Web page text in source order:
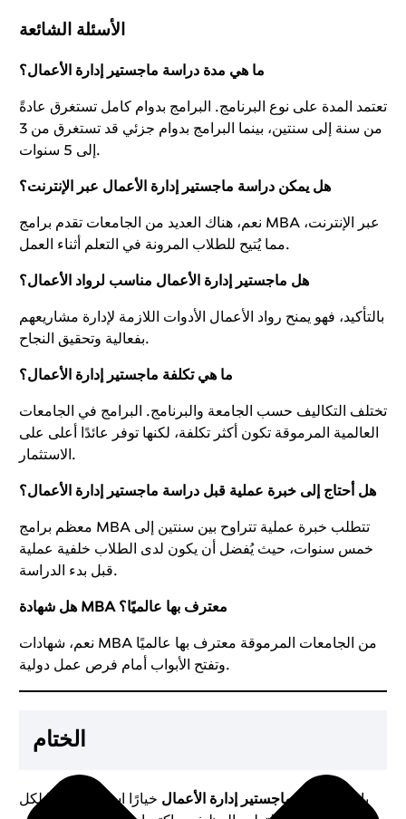
الأسئلة الشائعة
ما هي مدة دراسة ماجستير إدارة الأعمال؟
تعتمد المدة على نوع البرنامج. البرامج بدوام كامل تستغرق عادةً
من سنة إلى سنتين، بينما البرامج بدوام جزئي قد تستغرق من 3
إلى 5 سنوات.
هل يمكن دراسة ماجستير إدارة الأعمال عبر الإنترنت؟
نعم، هناك العديد من الجامعات تقدم برامج MBA عبر الإنترنت،
مما يُتيح للطلاب المرونة في التعلم أثناء العمل.
هل ماجستير إدارة الأعمال مناسب لرواد الأعمال؟
بالتأكيد، فهو يمنح رواد الأعمال الأدوات اللازمة لإدارة مشاريعهم
بفعالية وتحقيق النجاح.
ما هي تكلفة ماجستير إدارة الأعمال؟
تختلف التكاليف حسب الجامعة والبرنامج. البرامج في الجامعات
العالمية المرموقة تكون أكثر تكلفة، لكنها توفر عائدًا أعلى على
الاستثمار.
هل أحتاج إلى خبرة عملية قبل دراسة ماجستير إدارة الأعمال؟
معظم برامج MBA تتطلب خبرة عملية تتراوح بين سنتين إلى
خمس سنوات، حيث يُفضل أن يكون لدى الطلاب خلفية عملية
قبل بدء الدراسة.
هل شهادة MBA معترف بها عالميًا؟
نعم، شهادات MBA من الجامعات المرموقة معترف بها عالميًا
وتفتح الأبواب أمام فرص عمل دولية.
الختام
باختصار، يُعدماجستير إدارة الأعمال خيارًا استثماريًا ذكيًا لكل